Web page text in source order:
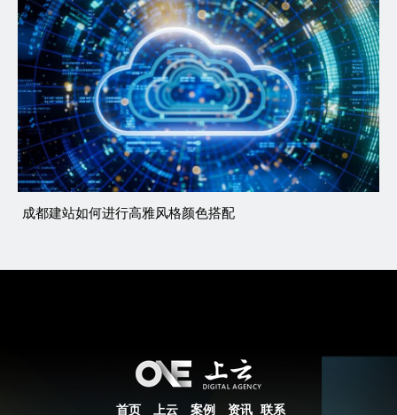
成都建站如何进行高雅风格颜色搭配
首页 上云 案例 资讯 联系